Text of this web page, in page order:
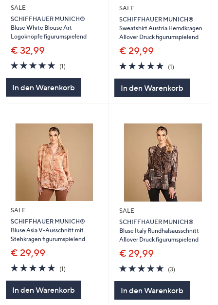
SALE
SCHIFFHAUER MUNICH®
Bluse White Blouse Art
Logoknöpfe figurumspielend
€ 32,99
5.0
von
(1)1
In den Warenkorb
SALE
SCHIFFHAUER MUNICH®
Sweatshirt Austria Hemdkragen
Allover Druck figurumspielend
€ 29,99
5.0
von
(1)1
In den Warenkorb
SALE
SCHIFFHAUER MUNICH®
Bluse Asia V-Ausschnitt mit
Stehkragen figurumspielend
€ 29,99
5.0
von
(1)1
In den Warenkorb
SALE
SCHIFFHAUER MUNICH®
Bluse Italy Rundhalsausschnitt
Allover Druck figurumspielend
€ 29,99
5.0
von
(3)3
In den Warenkorb